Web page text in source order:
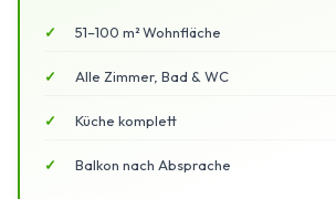
51–100 m² Wohnfläche
Alle Zimmer, Bad & WC
Küche komplett
Balkon nach Absprache